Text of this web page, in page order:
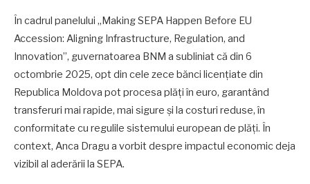
În cadrul panelului „Making SEPA Happen Before EU
Accession: Aligning Infrastructure, Regulation, and
Innovation”, guvernatoarea BNM a subliniat că din 6
octombrie 2025, opt din cele zece bănci licențiate din
Republica Moldova pot procesa plăți în euro, garantând
transferuri mai rapide, mai sigure și la costuri reduse, în
conformitate cu regulile sistemului european de plăți. În
context, Anca Dragu a vorbit despre impactul economic deja
vizibil al aderării la SEPA.